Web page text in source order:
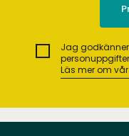
Jag
Läs mer om